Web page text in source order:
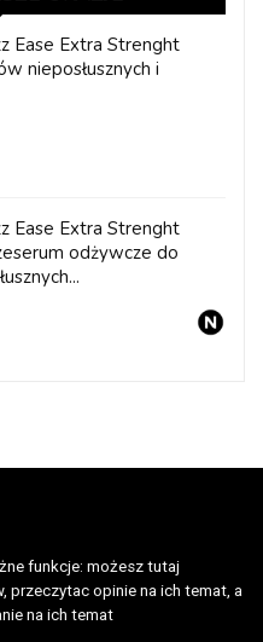
Ease Extra Strenght
nieposłusznych i
Ease Extra Strenght
odżywcze do
funkcje: możesz tutaj
przeczytac opinie na ich temat, a
na ich temat